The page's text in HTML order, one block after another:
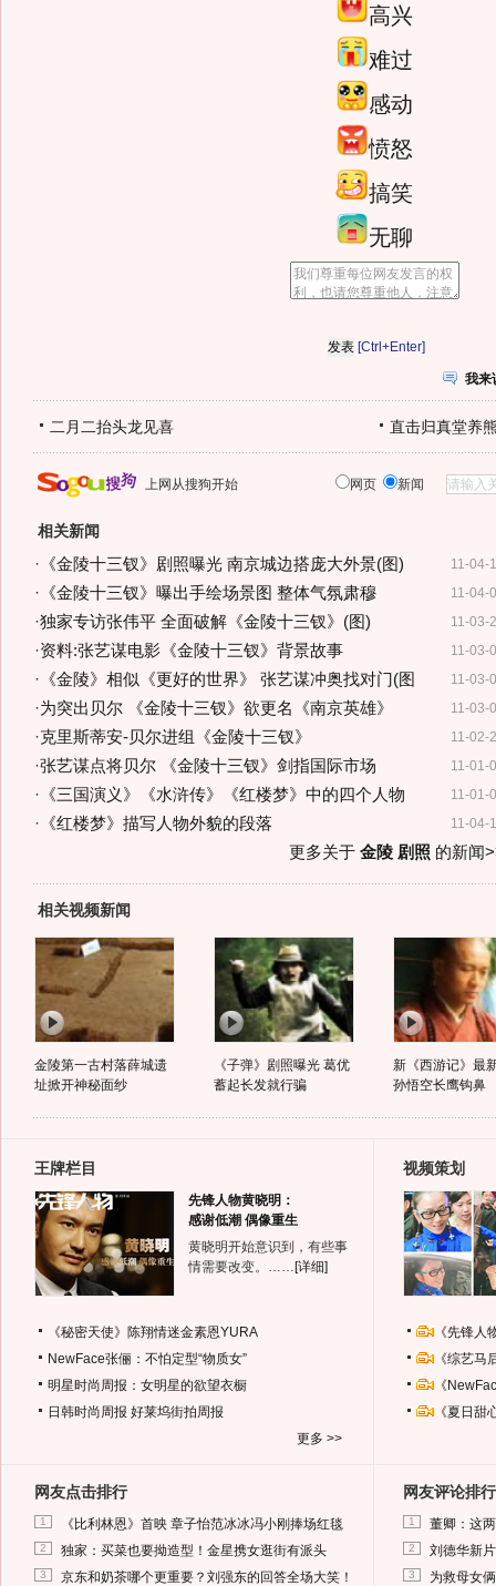
高兴
难过
感动
愤怒
搞笑
无聊
[Ctrl+Enter]
我来
二月二抬头龙见喜 直击归真堂养
上网从搜狗开始 网页 新闻
相关新闻
11-04-
· 《金陵十三钗》剧照曝光 南京城边搭庞大外景(图)
11-04-
· 《金陵十三钗》曝出手绘场景图 整体气氛肃穆
11-03-
·独家专访张伟平 全面破解《金陵十三钗》(图)
11-03-
·资料:张艺谋电影《金陵十三钗》背景故事
11-03-
· 《金陵》相似《更好的世界》 张艺谋冲奥找对门(图
11-03-
·为突出贝尔 《金陵十三钗》欲更名《南京英雄》
11-02-
·克里斯蒂安-贝尔进组《金陵十三钗》
11-01-
·张艺谋点将贝尔 《金陵十三钗》剑指国际市场
11-01-
· 《三国演义》《水浒传》《红楼梦》中的四个人物
11-04-
· 《红楼梦》描写人物外貌的段落
更多关于 金陵 剧照 的新闻
相关视频新闻
金陵第一古村落薛城遗
址掀开神秘面纱
《子弹》剧照曝光 葛优
蓄起长发就行骗
新《西游记》最
孙悟空长鹰钩鼻
王牌栏目
先锋人物黄晓明：
感谢低潮 偶像重生
黄晓明开始意识到，有些事
情需要改变。…… [详细]
《秘密天使》陈翔情迷金素恩YURA
NewFace张俪：不怕定型“物质女”
明星时尚周报：女明星的欲望衣橱
日韩时尚周报 好莱坞街拍周报
更多 >>
视频策划
《先锋
《综艺
《
《夏日
网友点击排行
1 《比利林恩》首映 章子怡范冰冰冯小刚捧场红毯
2 独家：买菜也要拗造型！金星携女逛街有派头
3 京东和奶茶哪个更重要？刘强东的回答全场大笑！
网友评论排行
1 董卿：这
2 刘德华新
3 为救母女